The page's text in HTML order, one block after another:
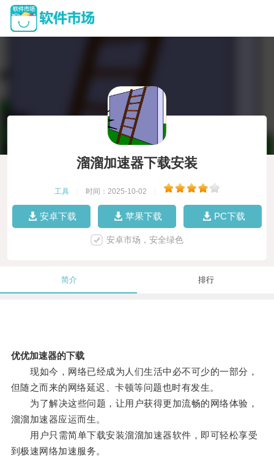
溜溜加速器下载安装
工具 时间：2025-10-02
安卓下载 苹果下载 PC下载
安卓市场，安全绿色
简介 排行
优优加速器的下载
现如今，网络已经成为人们生活中必不可少的一部分，
但随之而来的网络延迟、卡顿等问题也时有发生。
为了解决这些问题，让用户获得更加流畅的网络体验，
溜溜加速器应运而生。
用户只需简单下载安装溜溜加速器软件，即可轻松享受
到极速网络加速服务。